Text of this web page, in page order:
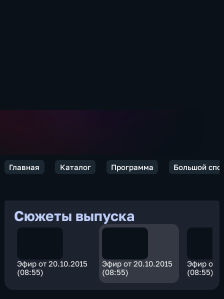
Главная Каталог Программа Большой
Сюжеты выпуска
Эфир от 20.10.2015
(08:55)
Эфир от 20.10.2015
(08:55)
Эфир от
(08:55)